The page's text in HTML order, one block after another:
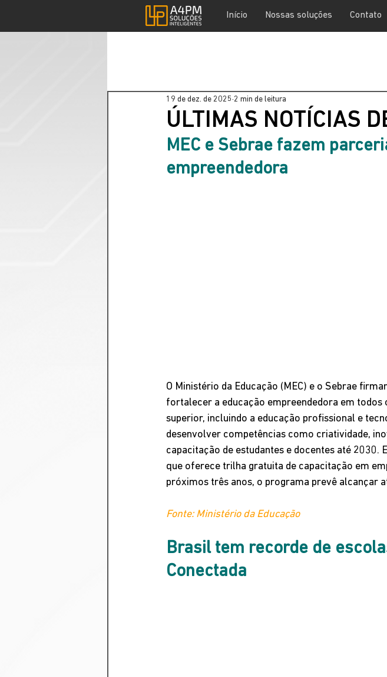
Início Nossas soluções Contato
ÚLTIMAS NOTÍCIAS
19 de dez. de 2025 2 min de leitura
MEC e Sebrae fazem
empreendedora
O Ministério da Educação (MEC) e o Sebrae
fortalecer a educação empreendedora em todos
superior, incluindo a educação profissional e
desenvolver competências como criatividade,
capacitação de estudantes e docentes até 2030.
que oferece trilha gratuita de capacitação em
próximos três anos, o programa prevê alcançar
Fonte: Ministério da Educação
Brasil tem recorde de
Conectada